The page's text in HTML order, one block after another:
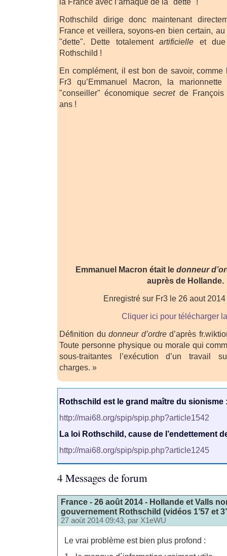
Rothschild dirige donc maintenant
France et veillera, soyons-en bien certain,
"dette". Dette totalementartificielle et
Rothschild !
En complément, il est bon de savoir,
Fr3 qu’Emmanuel Macron, la
"conseiller" économique secretde François
ans !
Emmanuel Macron était ledonneur
auprès de Hollande.
Enregistré sur Fr3 le 26 aout
Cliquer ici pour télécharger
Définition dudonneur d’ordred’après
Toute personne physique ou morale qui
sous-traitantes l’exécution d’un travail
charges. »
Rothschild est le grand maître du sionisme
http://mai68.org/spip/spip.php?article1542
La loi Rothschild, cause de l’endettement
http://mai68.org/spip/spip.php?article1245
4 Messages de forum
France - 26 août 2014 - Hollande et Valls
gouvernement Rothschild (vidéos 1’57 et
27 août 2014 09:43, par X1eWU
Le vrai problème est bien plus profond :